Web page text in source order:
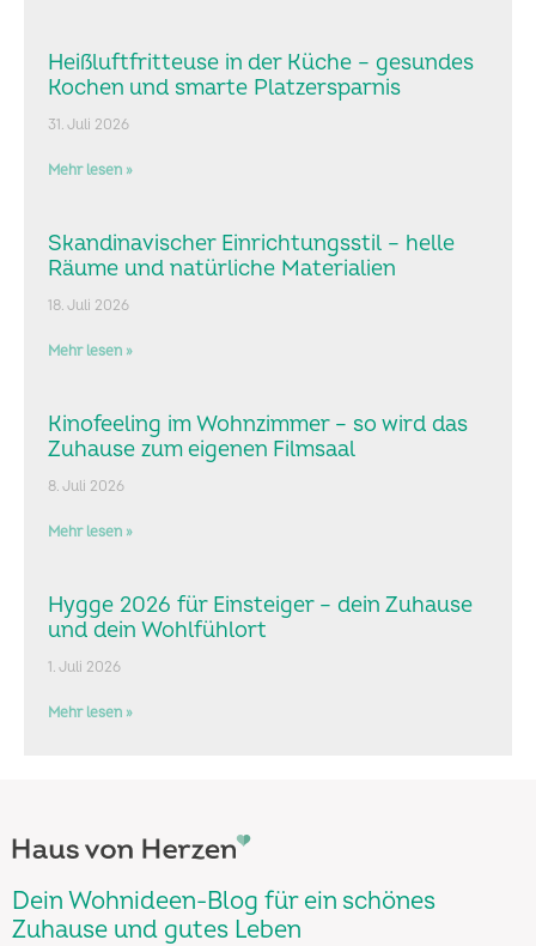
Heißluftfritteuse in der Küche – gesundes
Kochen und smarte Platzersparnis
31. Juli 2026
Mehr lesen »
Skandinavischer Einrichtungsstil – helle
Räume und natürliche Materialien
18. Juli 2026
Mehr lesen »
Kinofeeling im Wohnzimmer – so wird das
Zuhause zum eigenen Filmsaal
8. Juli 2026
Mehr lesen »
Hygge 2026 für Einsteiger – dein Zuhause
und dein Wohlfühlort
1. Juli 2026
Mehr lesen »
Dein Wohnideen-Blog für ein schönes
Zuhause und gutes Leben